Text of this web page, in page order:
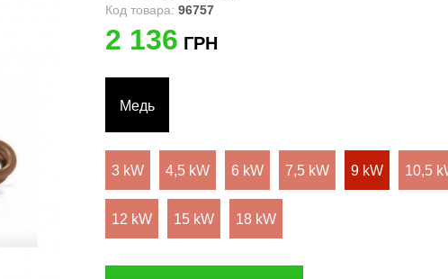
Код товара: 96757
2 136 ГРН
Медь
3 kW 4,5 kW 6 kW 7,5 kW 9 kW 10,5
12 kW 15 kW 18 kW